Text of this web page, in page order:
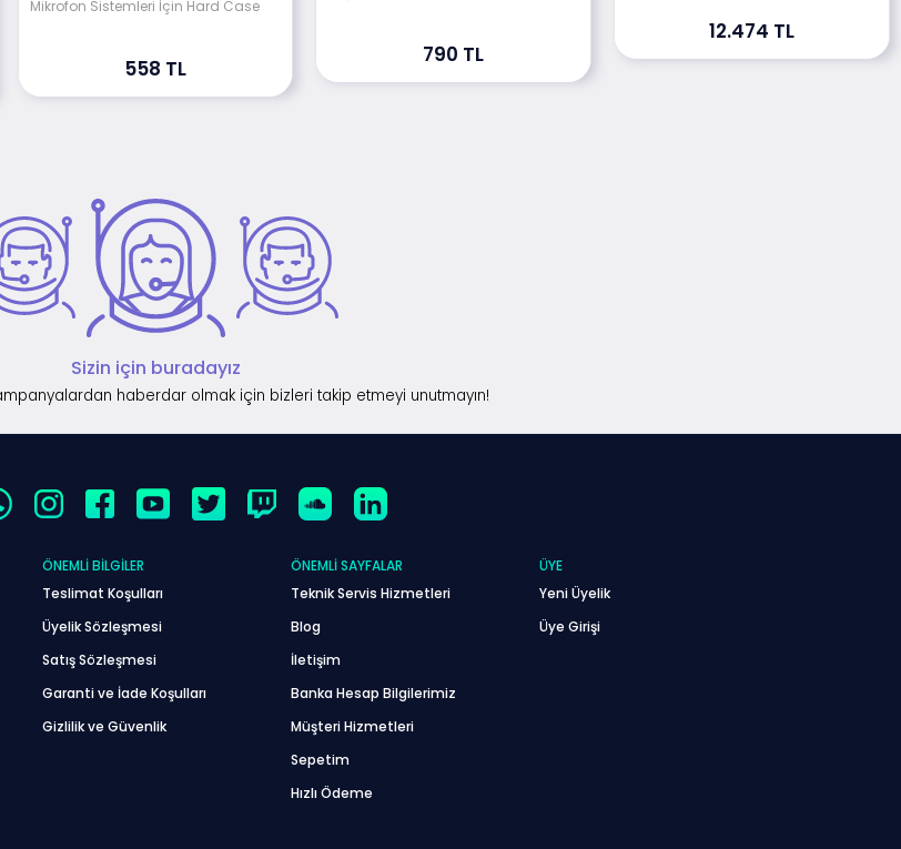
Mikrofon Sistemleri İçin Hard Case
558 TL
790 TL
12.474 TL
Sizin için buradayız
haberdar olmak için bizleri takip etmeyi unutmayın!
ÖNEMLI BILGILER
Teslimat Koşulları
Üyelik Sözleşmesi
Satış Sözleşmesi
Garanti ve İade Koşulları
Gizlilik ve Güvenlik
ÖNEMLI SAYFALAR
Teknik Servis Hizmetleri
Blog
İletişim
Banka Hesap Bilgilerimiz
Müşteri Hizmetleri
Sepetim
Hızlı Ödeme
ÜYE
Yeni Üyelik
Üye Girişi